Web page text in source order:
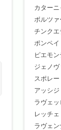
カターニ
ボルツァ
チンクエ
ポンペイ
ピエモ
ジェノヴ
スポレー
アッシジ
ラヴェッ
レッチェ
ラヴェン